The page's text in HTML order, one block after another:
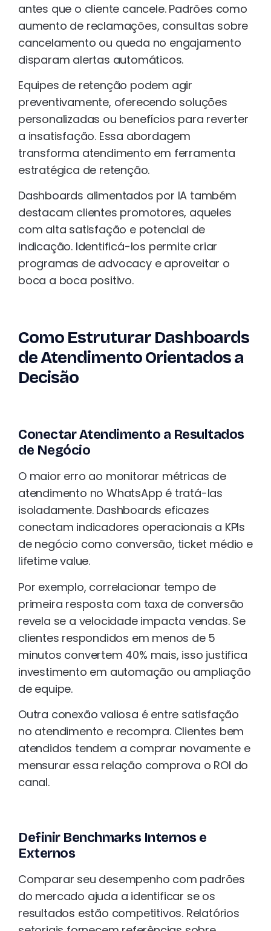
antes que o cliente cancele. Padrões como
aumento de reclamações, consultas sobre
cancelamento ou queda no engajamento
disparam alertas automáticos.
Equipes de retenção podem agir
preventivamente, oferecendo soluções
personalizadas ou benefícios para reverter
a insatisfação. Essa abordagem
transforma atendimento em ferramenta
estratégica de retenção.
Dashboards alimentados por IA também
destacam clientes promotores, aqueles
com alta satisfação e potencial de
indicação. Identificá-los permite criar
programas de advocacy e aproveitar o
boca a boca positivo.
Como Estruturar Dashboards
de Atendimento Orientados a
Decisão
Conectar Atendimento a Resultados
de Negócio
O maior erro ao monitorar métricas de
atendimento no WhatsApp é tratá-las
isoladamente. Dashboards eficazes
conectam indicadores operacionais a KPIs
de negócio como conversão, ticket médio e
lifetime value.
Por exemplo, correlacionar tempo de
primeira resposta com taxa de conversão
revela se a velocidade impacta vendas. Se
clientes respondidos em menos de 5
minutos convertem 40% mais, isso justifica
investimento em automação ou ampliação
de equipe.
Outra conexão valiosa é entre satisfação
no atendimento e recompra. Clientes bem
atendidos tendem a comprar novamente e
mensurar essa relação comprova o ROI do
canal.
Definir Benchmarks Internos e
Externos
Comparar seu desempenho com padrões
do mercado ajuda a identificar se os
resultados estão competitivos. Relatórios